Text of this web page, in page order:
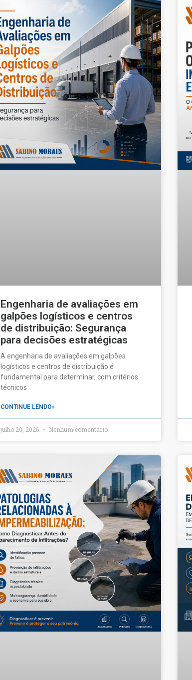
Engenharia de avaliações em
galpões logísticos e centros
de distribuição: Segurança
para decisões estratégicas
A engenharia de avaliações em galpões
logísticos e centros de distribuição é
fundamental para determinar, com critérios
técnicos
CONTINUE LENDO»
julho 20, 2026 Nenhum comentário